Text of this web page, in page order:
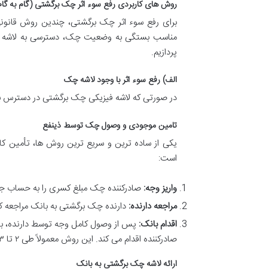
روش های کاربردی رفع سوء اثر چک برگشتی (گام به
برای رفع سوء اثر چک برگشتی، چندین روش
مناسب بستگی به وضعیت چک، دسترسی به لاشه
پردازیم.
الف) رفع سوء اثر با وجود لاشه چک
در صورتی که لاشه فیزیکی چک برگشتی در دسترس
تامین موجودی و وصول چک توسط ذینفع
یکی از ساده ترین و سریع ترین روش ها،
است:
واریز وجه: صادرکننده چک مبلغ کسری را به حساب
مراجعه دارنده: دارنده چک برگشتی به بانک
اقدام بانک: پس از وصول کامل وجه توسط دارنده،
صادرکننده اقدام می کند. این روش معمولاً طی ۲ تا ۳ روز کاری به رفع کامل سوء اثر منجر می شود.
ارائه لاشه چک برگشتی به بانک